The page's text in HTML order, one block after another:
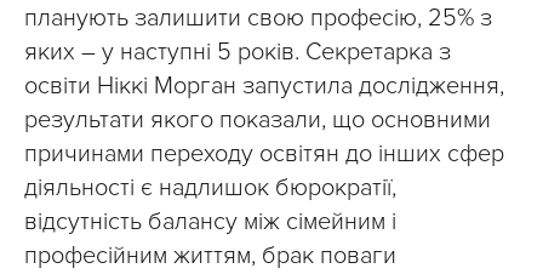
планують залишити свою професію, 25% з
яких – у наступні 5 років. Секретарка з
освіти Ніккі Морган запустила дослідження,
результати якого показали, що основними
причинами переходу освітян до інших сфер
діяльності є надлишок бюрократії,
відсутність балансу між сімейним і
професійним життям, брак поваги